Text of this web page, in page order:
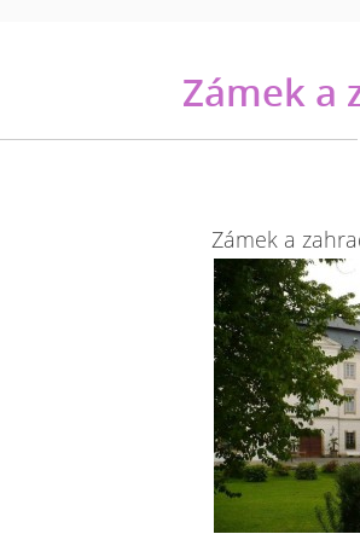
Zámek a
Zámek a